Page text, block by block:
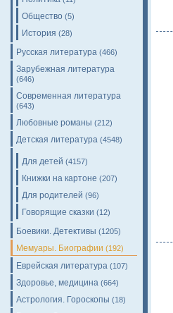
Общество (5)
История (28)
Русская литература (466)
Зарубежная литература
(646)
Современная литература
(643)
Любовные романы (212)
Детская литература (4548)
Для детей (4157)
Книжки на картоне (207)
Для родителей (96)
Говорящие сказки (12)
Боевики. Детективы (1205)
Мемуары. Биографии (192)
Еврейская литература (107)
Здоровье, медицина (664)
Астрология. Гороскопы (18)